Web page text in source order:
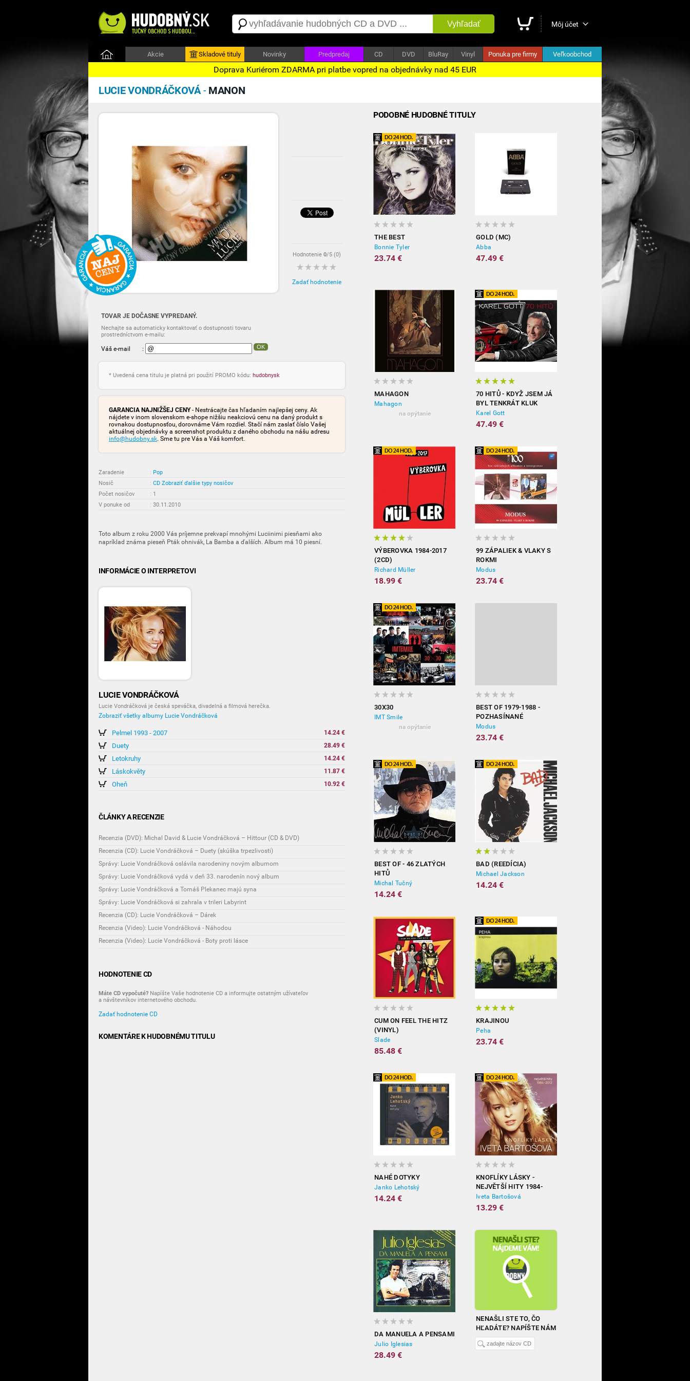
Vyhľadať Môj účet
Akcie Skladové tituly Novinky Predpredaj CD DVD BluRay Vinyl Ponuka pre firmy Veľkoobchod
Doprava Kuriérom ZDARMA pri platbe vopred na objednávky nad 45 EUR
LUCIE VONDRÁČKOVÁ- MANON
Hodnotenie 0/5 (0)
Zadať hodnotenie
TOVAR JE DOČASNE VYPREDANÝ.
Nechajte sa automaticky kontaktovať o dostupnosti tovaru
prostredníctvom e-mailu:
Váš e-mail : OK
* Uvedená cena titulu je platná pri použití PROMO kódu: hudobnysk
GARANCIA NAJNIŽŠEJ CENY- Nestrácajte čas hľadaním najlepšej ceny. Ak
nájdete v inom slovenskom e-shope nižšiu neakciovú cenu na daný produkt s
rovnakou dostupnosťou, dorovnáme Vám rozdiel. Stačí nám zaslať číslo Vašej
aktuálnej objednávky a screenshot produktu z daného obchodu na nášu adresu
info@hudobny.sk. Sme tu pre Vás a Váš komfort.
Zaradenie : Pop
Nosič
: CD Zobraziť ďalšie typy nosičov
Počet nosičov
: 1
V ponuke od
: 30.11.2010
Toto album z roku 2000 Vás príjemne prekvapí mnohými Luciinimi piesňami ako
napríklad známa pieseň Pták ohnivák, La Bamba a ďalších. Album má 10 piesní.
INFORMÁCIE O INTERPRETOVI
LUCIE VONDRÁČKOVÁ
Lucie Vondráčková je česká speváčka, divadelná a filmová herečka.
Zobraziť všetky albumy Lucie Vondráčková
Pelmel 1993 - 2007 14.24 €
Duety 28.49 €
Letokruhy 14.24 €
Láskokvěty 11.87 €
Oheň 10.92 €
ČLÁNKY A RECENZIE
Recenzia (DVD): Michal David & Lucie Vondráčková – Hittour (CD & DVD)
Recenzia (CD): Lucie Vondráčková – Duety (skúška trpezlivosti)
Správy: Lucie Vondráčková oslávila narodeniny novým albumom
Správy: Lucie Vondráčková vydá v deň 33. narodenín nový album
Správy: Lucie Vondráčková a Tomáš Plekanec majú syna
Správy: Lucie Vondráčková si zahrala v trileri Labyrint
Recenzia (CD): Lucie Vondráčková – Dárek
Recenzia (Video): Lucie Vondráčková - Náhodou
Recenzia (Video): Lucie Vondráčková - Boty proti lásce
HODNOTENIE CD
Máte CD vypočuté? Napíšte Vaše hodnotenie CD a informujte ostatným užívateľov
a návštevníkov internetového obchodu.
Zadať hodnotenie CD
KOMENTÁRE K HUDOBNÉMU TITULU
PODOBNÉ HUDOBNÉ TITULY
THE BEST
Bonnie Tyler
23.74 €
GOLD (MC)
Abba
47.49 €
MAHAGON
Mahagon
na opýtanie
70 HITŮ - KDYŽ JSEM JÁ
BYL TENKRÁT KLUK
(3CD)
Karel Gott
47.49 €
VÝBEROVKA 1984-2017
(2CD)
Richard Müller
18.99 €
99 ZÁPALIEK & VLAKY S
ROKMI
Modus
23.74 €
30X30
IMT Smile
na opýtanie
BEST OF 1979-1988 -
POZHASÍNANÉ
Modus
23.74 €
BEST OF - 46 ZLATÝCH
HITŮ
Michal Tučný
14.24 €
BAD (REEDÍCIA)
Michael Jackson
14.24 €
CUM ON FEEL THE HITZ
(VINYL)
Slade
85.48 €
KRAJINOU
Peha
23.74 €
NAHÉ DOTYKY
Janko Lehotský
14.24 €
KNOFLÍKY LÁSKY -
NEJVĚTŠÍ HITY 1984-
2012
Iveta Bartošová
13.29 €
DA MANUELA A PENSAMI
Julio Iglesias
28.49 €
NENAŠLI STE TO, ČO
HĽADÁTE? NAPÍŠTE NÁM